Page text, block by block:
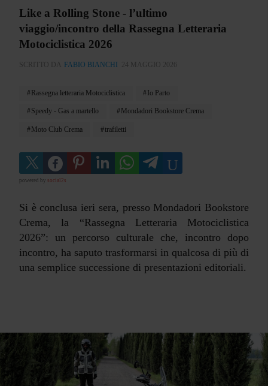
Like a Rolling Stone - l’ultimo
viaggio/incontro della Rassegna Letteraria
Motociclistica 2026
SCRITTO DA FABIO BIANCHI 24 MAGGIO 2026
Rassegna letteraria Motociclistica Io Parto
Speedy - Gas a martello Mondadori Bookstore Crema
Moto Club Crema trafiletti
powered by social2s
Si è conclusa ieri sera, presso Mondadori Bookstore
Crema, la “Rassegna Letteraria Motociclistica
2026”: un percorso culturale che, incontro dopo
incontro, ha saputo trasformarsi in qualcosa di più di
una semplice successione di presentazioni editoriali.